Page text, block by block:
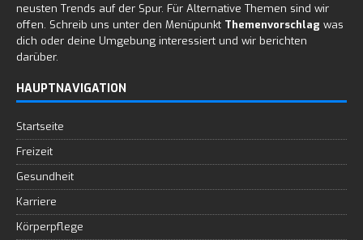
neusten Trends auf der Spur. Für Alternative Themen sind wir
offen. Schreib uns unter den Menüpunkt Themenvorschlag was
dich oder deine Umgebung interessiert und wir berichten
darüber.
HAUPTNAVIGATION
Startseite
Freizeit
Gesundheit
Karriere
Körperpflege